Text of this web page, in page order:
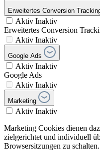
Erweitertes Conversion
Aktiv Inaktiv
Erweitertes Conversion
Aktiv Inaktiv
Google Ads
Aktiv Inaktiv
Google Ads
Aktiv Inaktiv
Marketing
Aktiv Inaktiv
Marketing Cookies dienen
zielgerichtet und individuell
Browsersitzungen zu schalten.